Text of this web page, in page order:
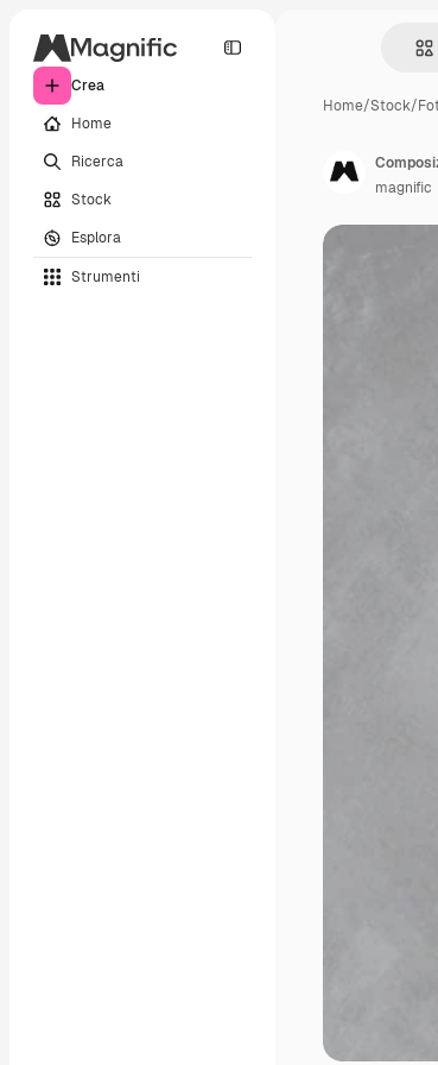
Crea
Home
Ricerca
Stock
Esplora
Strumenti
Home/Stock/
magnific